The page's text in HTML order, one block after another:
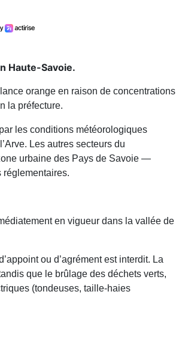
Haute-Savoie.
orange en raison de concentrations
la préfecture.
les conditions météorologiques
Les autres secteurs du
urbaine des Pays de Savoie —
réglementaires.
en vigueur dans la vallée de
ou d’agrément est interdit. La
que le brûlage des déchets verts,
(tondeuses, taille-haies